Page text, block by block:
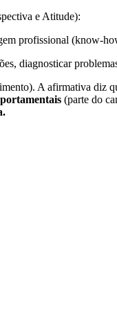
e Atitude):
profissional (know-
diagnosticar
A afirmativa diz
(parte do